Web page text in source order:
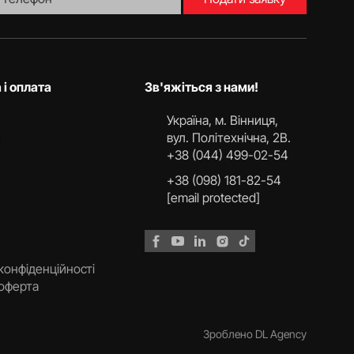
оплата
Зв'яжіться з нами!
Українa, м. Вінниця,
вул. Політехнічна, 2В.
+38 (044) 499-02-54
+38 (098) 181-82-54
[email protected]
Зроблено DL Agency